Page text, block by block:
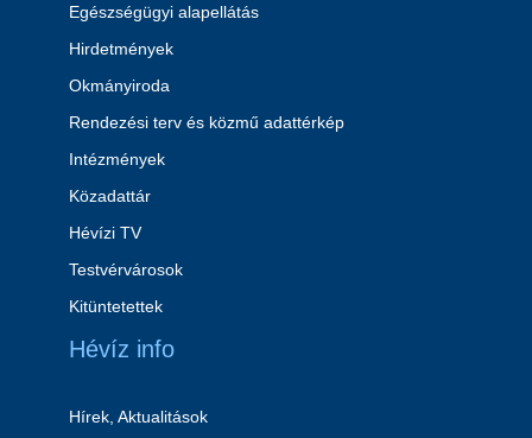
Egészségügyi alapellátás
Hirdetmények
Okmányiroda
Rendezési terv és közmű adattérkép
Intézmények
Közadattár
Hévízi TV
Testvérvárosok
Kitüntetettek
Hévíz info
Hírek, Aktualitások